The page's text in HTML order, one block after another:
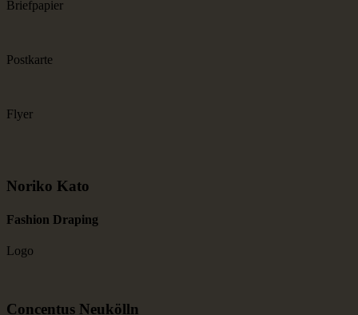
Briefpapier
Postkarte
Flyer
Noriko Kato
Fashion Draping
Logo
Concentus Neukölln